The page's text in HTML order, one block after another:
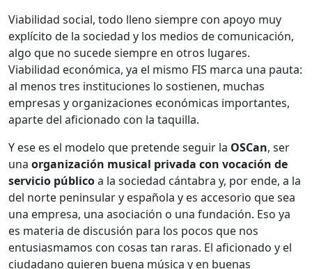
Viabilidad social, todo lleno siempre con apoyo muy
explícito de la sociedad y los medios de comunicación,
algo que no sucede siempre en otros lugares.
Viabilidad económica, ya el mismo FIS marca una pauta:
al menos tres instituciones lo sostienen, muchas
empresas y organizaciones económicas importantes,
aparte del aficionado con la taquilla.
Y ese es el modelo que pretende seguir la OSCan, ser
una organización musical privada con vocación de
servicio públicoa la sociedad cántabra y, por ende, a la
del norte peninsular y española y es accesorio que sea
una empresa, una asociación o una fundación. Eso ya
es materia de discusión para los pocos que nos
entusiasmamos con cosas tan raras. El aficionado y el
ciudadano quieren buena música y en buenas